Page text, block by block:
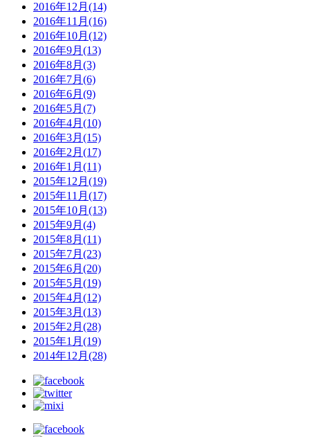
2016年12月(14)
2016年11月(16)
2016年10月(12)
2016年9月(13)
2016年8月(3)
2016年7月(6)
2016年6月(9)
2016年5月(7)
2016年4月(10)
2016年3月(15)
2016年2月(17)
2016年1月(11)
2015年12月(19)
2015年11月(17)
2015年10月(13)
2015年9月(4)
2015年8月(11)
2015年7月(23)
2015年6月(20)
2015年5月(19)
2015年4月(12)
2015年3月(13)
2015年2月(28)
2015年1月(19)
2014年12月(28)